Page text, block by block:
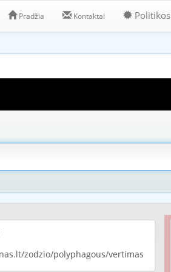
Pradžia Kontaktai Politikos
zodzio/polyphagous/vertimas